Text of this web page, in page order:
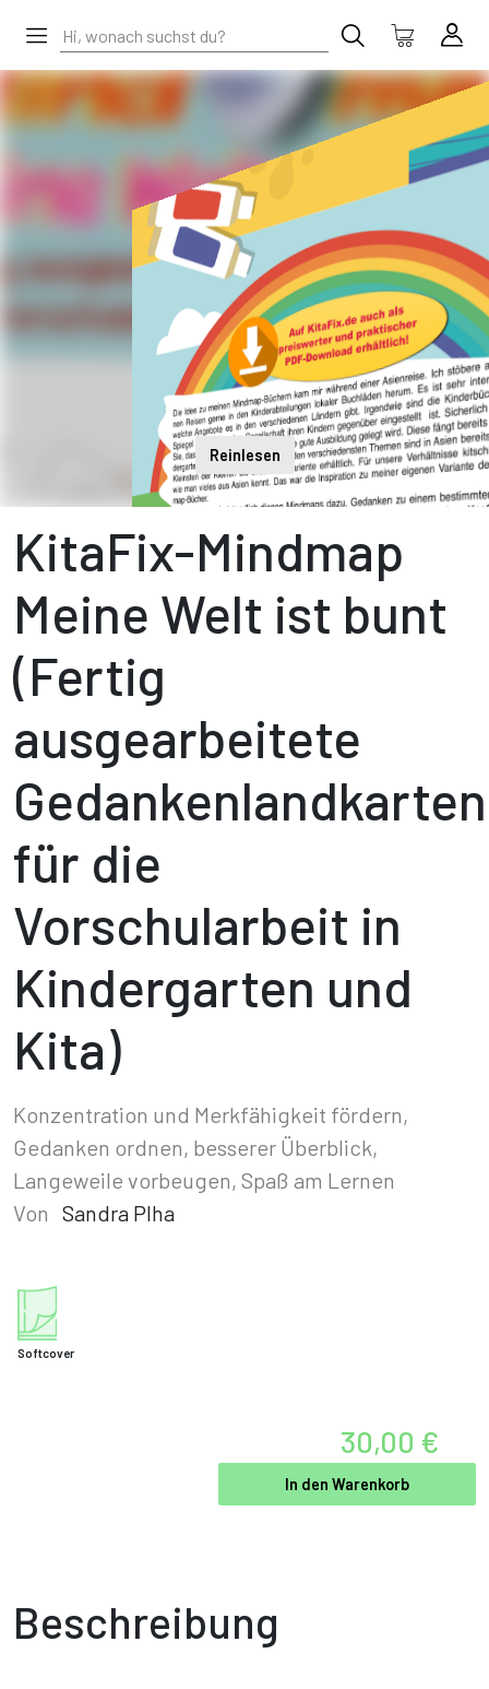
Reinlesen
KitaFix-Mindmap
Meine Welt ist bunt
(Fertig
ausgearbeitete
Gedankenlandkarten
für die
Vorschularbeit in
Kindergarten und
Kita)
Konzentration und Merkfähigkeit fördern,
Gedanken ordnen, besserer Überblick,
Langeweile vorbeugen, Spaß am Lernen
Von Sandra Plha
Softcover
30,00 €
In den Warenkorb
Beschreibung